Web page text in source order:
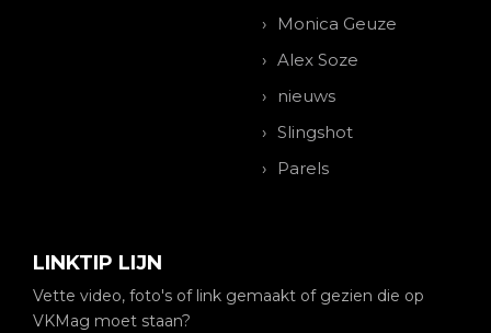
Monica Geuze
Alex Soze
nieuws
Slingshot
Parels
LINKTIP LIJN
Vette video, foto's of link gemaakt of gezien die op
VKMag moet staan?